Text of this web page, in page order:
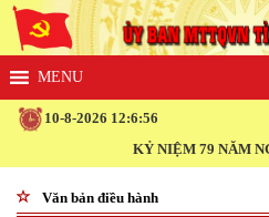
10-8-2026 12:6:56
KỶ NIỆM 79 NĂM
Văn bản điều hành